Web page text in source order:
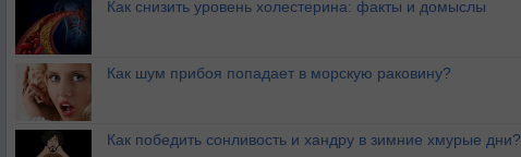
Как снизить уровень холестерина: факты и домыслы
Как шум прибоя попадает в морскую раковину?
Как победить сонливость и хандру в зимние хмурые дни?